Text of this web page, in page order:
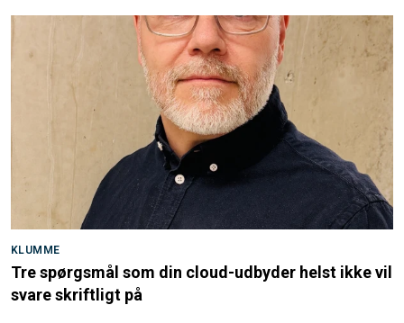
KLUMME
Tre spørgsmål som din cloud-udbyder helst ikke vil
svare skriftligt på